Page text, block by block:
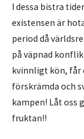
I dessa bistra
existensen är
period då
på väpnad
kvinnligt kön, får
förskrämda och
kampen! Låt oss
fruktan!!